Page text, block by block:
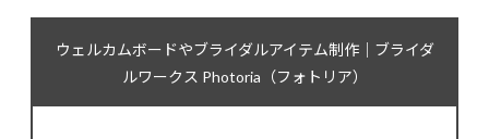
ウェルカムボードやブライダルアイテム制作｜ブライダ
ルワークス Photoria（フォトリア）